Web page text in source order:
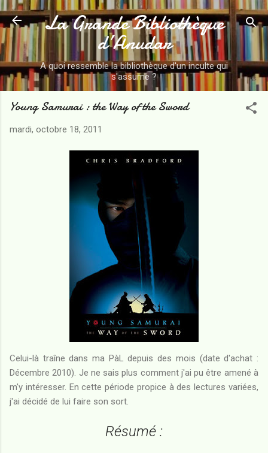
Accéder au contenu principal
La Grande Bibliothèque
d’Anudar
A quoi ressemble la bibliothèque d'un inculte qui
s'assume ?
Young Samurai : the Way of the Sword
mardi, octobre 18, 2011
Celui-là traîne dans ma PàL depuis des mois (date d'achat :
Décembre 2010). Je ne sais plus comment j'ai pu être amené à
m'y intéresser. En cette période propice à des lectures variées,
j'ai décidé de lui faire son sort.
Résumé :